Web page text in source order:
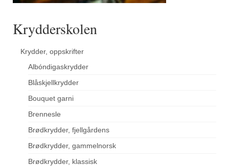
Krydderskolen
Krydder, oppskrifter
Albóndigaskrydder
Blåskjellkrydder
Bouquet garni
Brennesle
Brødkrydder, fjellgårdens
Brødkrydder, gammelnorsk
Brødkrydder, klassisk